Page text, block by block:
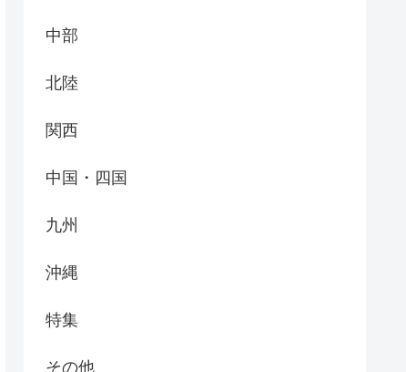
中部
北陸
関西
中国・四国
九州
沖縄
特集
その他